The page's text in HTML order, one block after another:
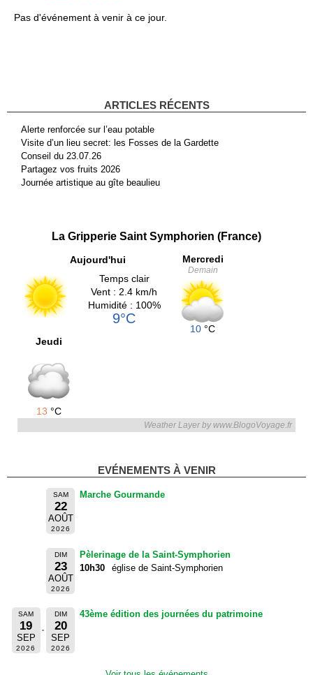
Pas d'événement à venir à ce jour.
ARTICLES RÉCENTS
Alerte renforcée sur l’eau potable
Visite d’un lieu secret: les Fosses de la Gardette
Conseil du 23.07.26
Partagez vos fruits 2026
Journée artistique au gîte beaulieu
La Gripperie Saint Symphorien (France)
Aujourd'hui
Temps clair
Vent : 2.4 km/h
Humidité : 100%
9°C
Mercredi
Demain
10 °C
Jeudi
13 °C
Weather Layer by www.BlogoVoyage.fr
EVÉNEMENTS À VENIR
SAM
22
AOÛT
2026
Marche Gourmande
DIM
23
AOÛT
2026
Pèlerinage de la Saint-Symphorien
10h30
église de Saint-Symphorien
SAM
19
SEP
2026
DIM
20
SEP
2026
43ème édition des journées du patrimoine